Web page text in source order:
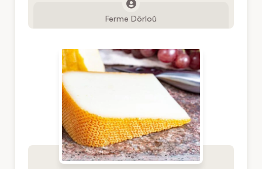
Ferme Dôrloû